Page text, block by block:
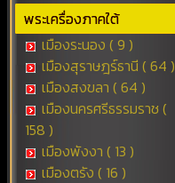
พระเครื่องภาคใต้
เมืองระนอง ( 9 )
เมืองสุราษฎร์ธานี ( 64 )
เมืองสงขลา ( 64 )
เมืองนครศรีธรรมราช (
158 )
เมืองพังงา ( 13 )
เมืองตรัง ( 16 )